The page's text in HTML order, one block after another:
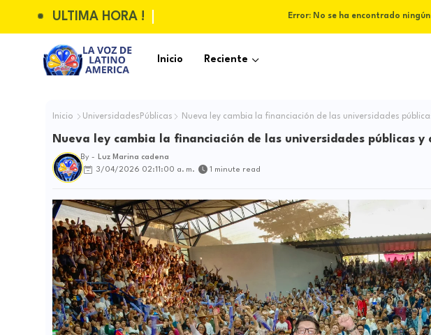
ULTIMA HORA ! Error: No se ha encontrado
Inicio Reciente
Inicio UniversidadesPúblicas Nueva ley cambia la financiación de las universidades
Nueva ley cambia la financiación de las universidades públicas y
By -
Luz Marina cadena
3/04/2026 02:11:00 a. m.
1 minute read